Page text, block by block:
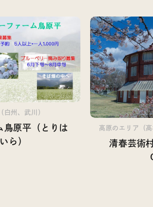
白州、武川）
鳥原平（とりは
ら）
高原のエリア（
清春芸術